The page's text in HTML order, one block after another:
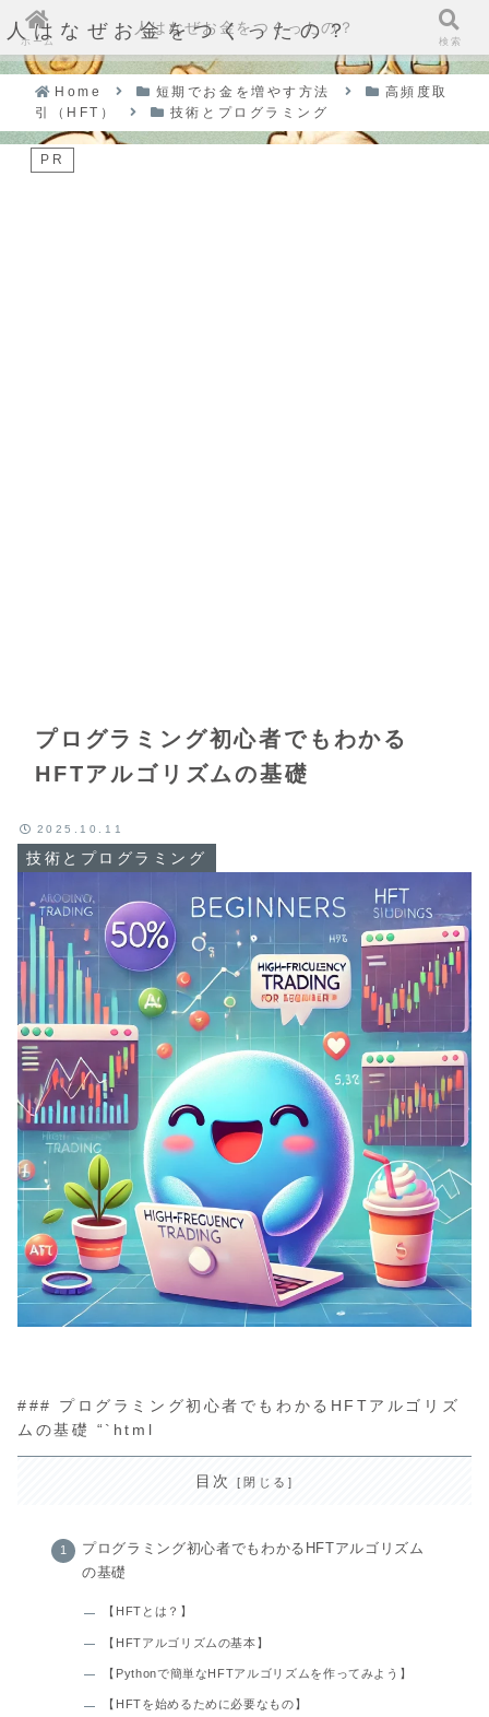
人はなぜお金をつくったの？
Home 短期でお金を増やす方法
高頻度取
引（HFT）
技術とプログラミング
PR
プログラミング初心者でもわかる
HFTアルゴリズムの基礎
技術とプログラミング
2025.10.11
### プログラミング初心者でもわかるHFTアルゴリズ
ムの基礎 “`html
目次
プログラミング初心者でもわかるHFTアルゴリズム
の基礎
【HFTとは？】
【HFTアルゴリズムの基本】
【Pythonで簡単なHFTアルゴリズムを作ってみよう】
【HFTを始めるために必要なもの】
ホーム
人はなぜお金をつくったの？
検索